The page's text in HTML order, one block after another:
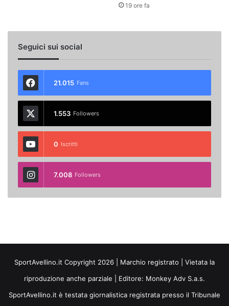
19 ore fa
Seguici sui social
21.015 Fans
1.553 Followers
0 Iscritti
7.008 Followers
SportAvellino.it Copyright 2026 | Marchio registrato | Vietata la
riproduzione anche parziale | Editore: Monkey Adv S.a.s.
SportAvellino.it è testata giornalistica registrata presso il Tribunale